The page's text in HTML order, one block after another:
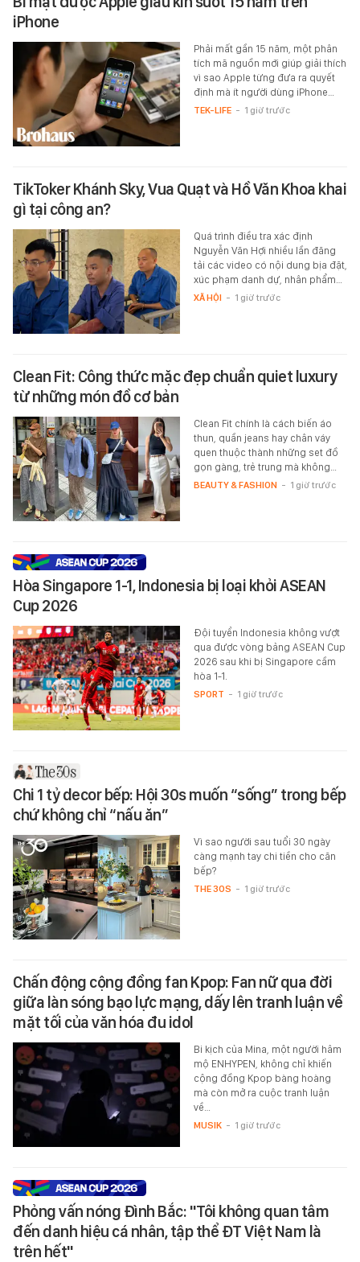
iPhone
Phải mất gần 15 năm, một phân
tích mã nguồn mới giúp giải thích
vì sao Apple từng đưa ra quyết
định mà ít người dùng iPhone…
TEK-LIFE - 1 giờ trước
TikToker Khánh Sky, Vua Quạt và Hồ Văn Khoa khai
gì tại công an?
Quá trình điều tra xác định
Nguyễn Văn Hợi nhiều lần đăng
tải các video có nội dung bịa đặt,
xúc phạm danh dự, nhân phẩm…
XÃ HỘI - 1 giờ trước
Clean Fit: Công thức mặc đẹp chuẩn quiet luxury
từ những món đồ cơ bản
Clean Fit chính là cách biến áo
thun, quần jeans hay chân váy
quen thuộc thành những set đồ
gọn gàng, trẻ trung mà không…
BEAUTY & FASHION - 1 giờ trước
Hòa Singapore 1-1, Indonesia bị loại khỏi ASEAN
Cup 2026
Đội tuyển Indonesia không vượt
qua được vòng bảng ASEAN Cup
2026 sau khi bị Singapore cầm
hòa 1-1.
SPORT - 1 giờ trước
Chi 1 tỷ decor bếp: Hội 30s muốn “sống” trong bếp
chứ không chỉ “nấu ăn”
Vì sao người sau tuổi 30 ngày
càng mạnh tay chi tiền cho căn
bếp?
THE 30S - 1 giờ trước
Chấn động cộng đồng fan Kpop: Fan nữ qua đời
giữa làn sóng bạo lực mạng, dấy lên tranh luận về
mặt tối của văn hóa đu idol
Bi kịch của Mina, một người hâm
mộ ENHYPEN, không chỉ khiến
cộng đồng Kpop bàng hoàng
mà còn mở ra cuộc tranh luận
về…
MUSIK - 1 giờ trước
Phỏng vấn nóng Đình Bắc: "Tôi không quan tâm
đến danh hiệu cá nhân, tập thể ĐT Việt Nam là
trên hết"